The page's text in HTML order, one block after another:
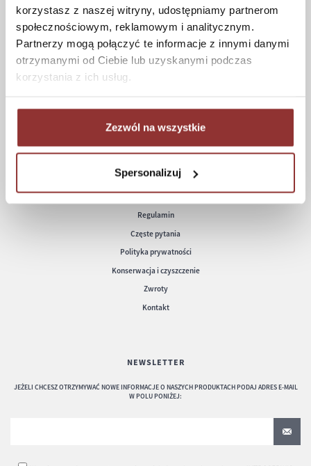
korzystasz z naszej witryny, udostępniamy partnerom
społecznościowym, reklamowym i analitycznym.
Partnerzy mogą połączyć te informacje z innymi danymi
otrzymanymi od Ciebie lub uzyskanymi podczas
korzystania z ich usług.
Zezwól na wszystkie
Spersonalizuj
Jak kupować
Czas realizacji zamówienia
Informacje techniczne
Regulamin
Częste pytania
Polityka prywatności
Konserwacja i czyszczenie
Zwroty
Kontakt
NEWSLETTER
JEŻELI CHCESZ OTRZYMYWAĆ NOWE INFORMACJE O NASZYCH PRODUKTACH PODAJ ADRES E-MAIL
W POLU PONIŻEJ: